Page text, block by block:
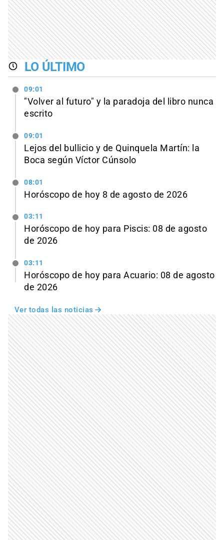
LO ÚLTIMO
09:01
"Volver al futuro" y la paradoja del libro nunca
escrito
09:01
Lejos del bullicio y de Quinquela Martín: la
Boca según Víctor Cúnsolo
08:01
Horóscopo de hoy 8 de agosto de 2026
03:11
Horóscopo de hoy para Piscis: 08 de agosto
de 2026
03:11
Horóscopo de hoy para Acuario: 08 de agosto
de 2026
Ver todas las noticias